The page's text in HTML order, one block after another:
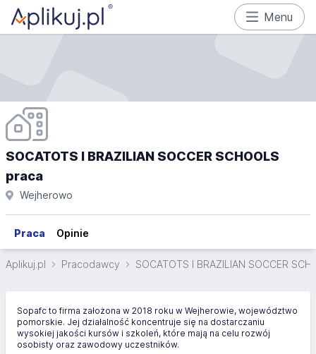
Menu
SOCATOTS I BRAZILIAN SOCCER SCHOOLS
praca
Wejherowo
Praca Opinie
Aplikuj.pl Pracodawcy SOCATOTS I BRAZILIAN SOCCER
Sopafc to firma założona w 2018 roku w Wejherowie, województwo
pomorskie. Jej działalność koncentruje się na dostarczaniu
wysokiej jakości kursów i szkoleń, które mają na celu rozwój
osobisty oraz zawodowy uczestników.